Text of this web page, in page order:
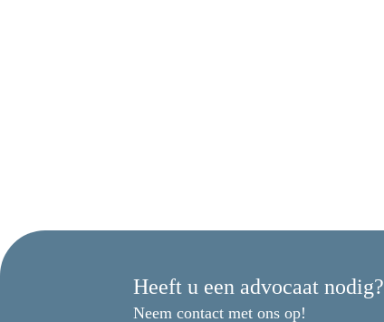
Heeft u een advocaat nodig?
Neem contact met ons op!